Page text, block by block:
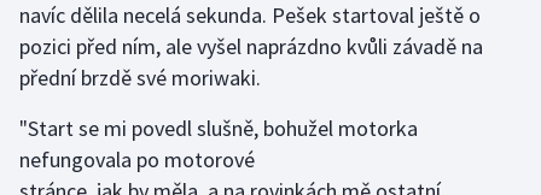
Veslování
Vodní slalom
Volejbal
navíc dělila necelá sekunda. Pešek startoval ještě o
pozici před ním, ale vyšel naprázdno kvůli závadě na
přední brzdě své moriwaki.
"Start se mi povedl slušně, bohužel motorka
nefungovala po motorové